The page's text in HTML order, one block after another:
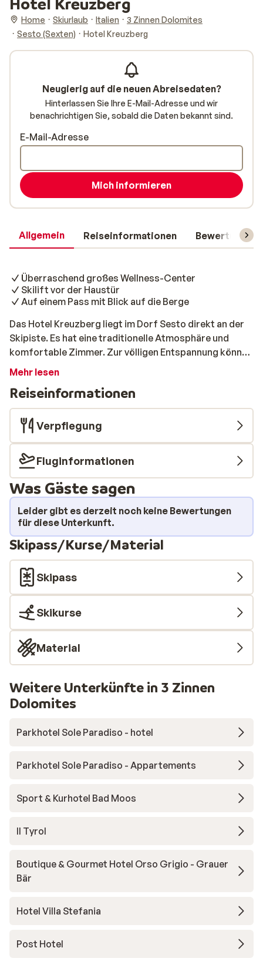
Home Skiurlaub Italien
3 Zinnen Dolomites
Sesto (Sexten)
Hotel Kreuzberg
Allgemein Reiseinformationen Bewertungen
Überraschend großes Wellness-Center
Skilift vor der Haustür
Auf einem Pass mit Blick auf die Berge
Das Hotel Kreuzberg liegt im Dorf Sesto direkt an der
Skipiste. Es hat eine traditionelle Atmosphäre und
komfortable Zimmer. Zur völligen Entspannung können
Sie das Alpine Spa besuchen. Dies ist das
Schwimmbad.
Mehr lesen
Reiseinformationen
Verpflegung
Fluginformationen
Was Gäste sagen
Leider gibt es derzeit noch keine Bewertungen
für diese Unterkunft.
Skipass/Kurse/Material
Skipass
Skikurse
Material
Neugierig auf die neuen Abreisedaten?
Hinterlassen Sie Ihre E-Mail-Adresse und wir
benachrichtigen Sie, sobald die Daten bekannt sind.
E-Mail-Adresse
Mich informieren
Weitere Unterkünfte in 3 Zinnen
Dolomites
Parkhotel Sole Paradiso - hotel
Parkhotel Sole Paradiso - Appartements
Sport & Kurhotel Bad Moos
Il Tyrol
Boutique & Gourmet Hotel Orso Grigio - Grauer
Bär
Hotel Villa Stefania
Post Hotel